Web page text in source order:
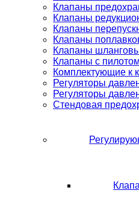
Клапаны
Клапаны
Клапаны
Клапаны
Клапаны
Клапаны с пилотом
Комплектующие к
Регуляторы
Регуляторы
Стендовая